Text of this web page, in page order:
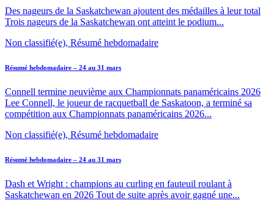
Des nageurs de la Saskatchewan ajoutent des médailles à leur total
Trois nageurs de la Saskatchewan ont atteint le podium...
Non classifié(e), Résumé hebdomadaire
Résumé hebdomadaire – 24 au 31 mars
Connell termine neuvième aux Championnats panaméricains 2026
Lee Connell, le joueur de racquetball de Saskatoon, a terminé sa
compétition aux Championnats panaméricains 2026...
Non classifié(e), Résumé hebdomadaire
Résumé hebdomadaire – 24 au 31 mars
Dash et Wright : champions au curling en fauteuil roulant à
Saskatchewan en 2026 Tout de suite après avoir gagné une...